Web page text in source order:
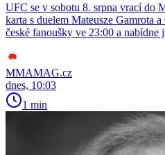
UFC se v sobotu 8. srpna vrací do
karta s duelem Mateusze Gamrota
české fanoušky ve 23:00 a
MMAMAG.cz
dnes, 10:03
1 min